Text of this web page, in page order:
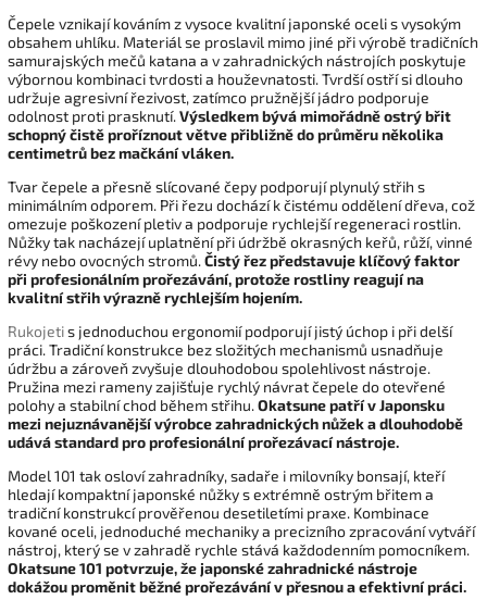
Čepele vznikají kováním z vysoce kvalitní japonské oceli s vysokým
obsahem uhlíku. Materiál se proslavil mimo jiné při výrobě tradičních
samurajských mečů katana a v zahradnických nástrojích poskytuje
výbornou kombinaci tvrdosti a houževnatosti. Tvrdší ostří si dlouho
udržuje agresivní řezivost, zatímco pružnější jádro podporuje
odolnost proti prasknutí.Výsledkem bývá mimořádně ostrý břit
schopný čistě proříznout větve přibližně do průměru několika
centimetrů bez mačkání vláken.
Tvar čepele a přesně slícované čepy podporují plynulý střih s
minimálním odporem. Při řezu dochází k čistému oddělení dřeva, což
omezuje poškození pletiv a podporuje rychlejší regeneraci rostlin.
Nůžky tak nacházejí uplatnění při údržbě okrasných keřů, růží, vinné
révy nebo ovocných stromů.Čistý řez představuje klíčový faktor
při profesionálním prořezávání, protože rostliny reagují na
kvalitní střih výrazně rychlejším hojením.
Rukojetis jednoduchou ergonomií podporují jistý úchop i při delší
práci. Tradiční konstrukce bez složitých mechanismů usnadňuje
údržbu a zároveň zvyšuje dlouhodobou spolehlivost nástroje.
Pružina mezi rameny zajišťuje rychlý návrat čepele do otevřené
polohy a stabilní chod během střihu.Okatsune patří v Japonsku
mezi nejuznávanější výrobce zahradnických nůžek a dlouhodobě
udává standard pro profesionální prořezávací nástroje.
Model 101 tak osloví zahradníky, sadaře i milovníky bonsají, kteří
hledají kompaktní japonské nůžky s extrémně ostrým břitem a
tradiční konstrukcí prověřenou desetiletími praxe. Kombinace
kované oceli, jednoduché mechaniky a precizního zpracování vytváří
nástroj, který se v zahradě rychle stává každodenním pomocníkem.
Okatsune 101 potvrzuje, že japonské zahradnické nástroje
dokážou proměnit běžné prořezávání v přesnou a efektivní práci.